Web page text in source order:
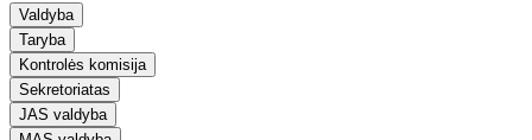
Valdyba
Taryba
Kontrolės komisija
Sekretoriatas
JAS valdyba